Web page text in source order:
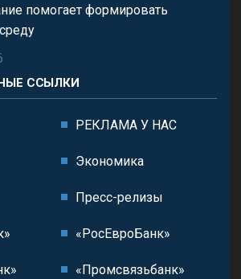
помогает формировать
ССЫЛКИ
РЕКЛАМА У НАС
Экономика
Пресс-релизы
«РосЕвроБанк»
«Промсвязьбанк»